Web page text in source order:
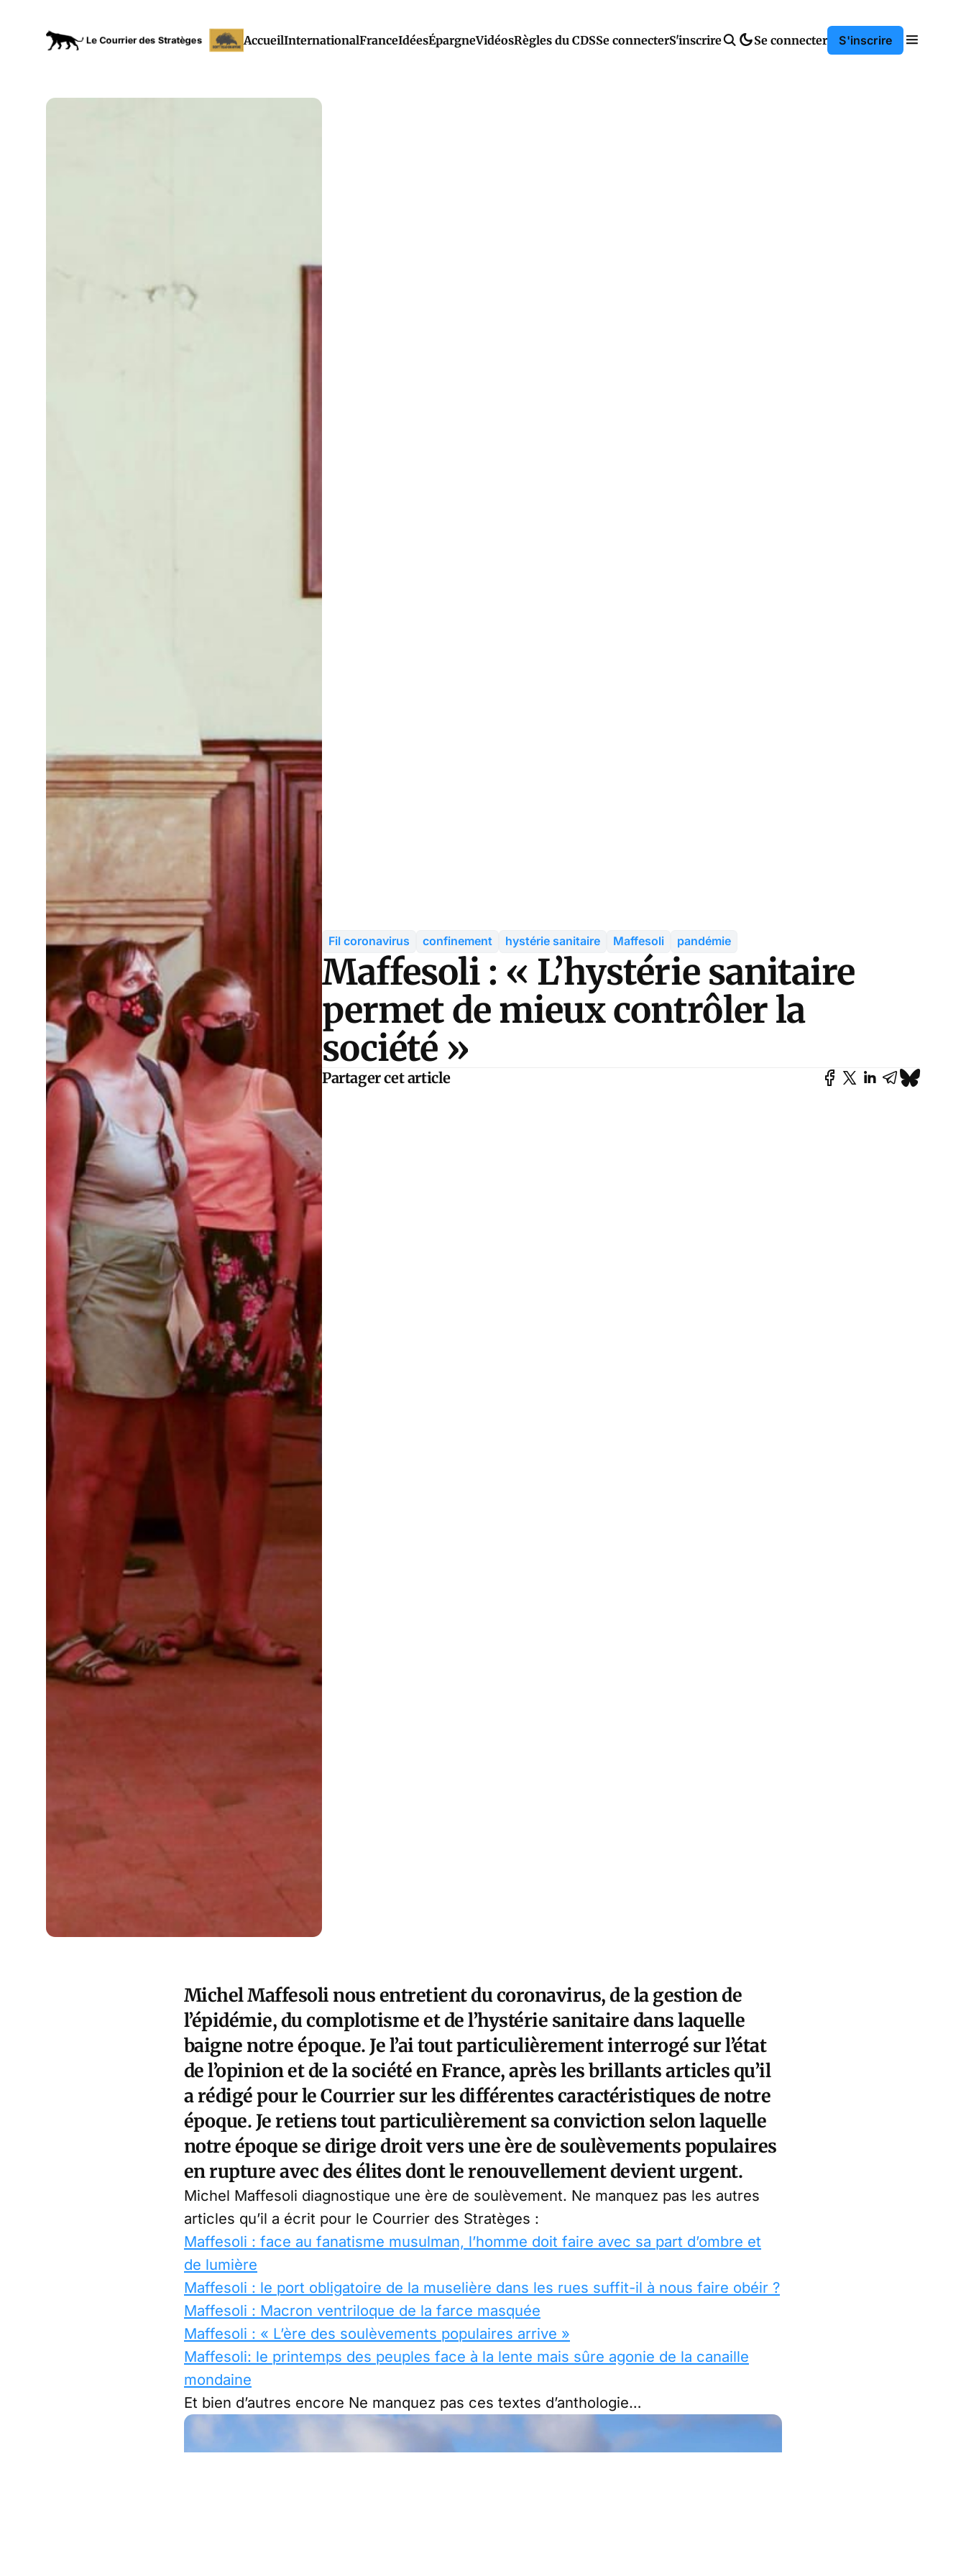
AccueilInternationalFranceIdéesÉpargneVidéosRègles du CDSSe connecterS'inscrire Se connecter S'inscrire
Fil coronavirus confinement hystérie sanitaire Maffesoli pandémie
Maffesoli : « L’hystérie sanitaire
permet de mieux contrôler la
société »
Partager cet article
Michel Maffesoli nous entretient du coronavirus, de la gestion de
l’épidémie, du complotisme et de l’hystérie sanitaire dans laquelle
baigne notre époque. Je l’ai tout particulièrement interrogé sur l’état
de l’opinion et de la société en France, après les brillants articles qu’il
a rédigé pour le Courrier sur les différentes caractéristiques de notre
époque. Je retiens tout particulièrement sa conviction selon laquelle
notre époque se dirige droit vers une ère de soulèvements populaires
en rupture avec des élites dont le renouvellement devient urgent.
Michel Maffesoli diagnostique une ère de soulèvement. Ne manquez pas les autres
articles qu’il a écrit pour le Courrier des Stratèges :
Maffesoli : face au fanatisme musulman, l’homme doit faire avec sa part d’ombre et
de lumière
Maffesoli : le port obligatoire de la muselière dans les rues suffit-il à nous faire obéir ?
Maffesoli : Macron ventriloque de la farce masquée
Maffesoli : « L’ère des soulèvements populaires arrive »
Maffesoli: le printemps des peuples face à la lente mais sûre agonie de la canaille
mondaine
Et bien d’autres encore Ne manquez pas ces textes d’anthologie…